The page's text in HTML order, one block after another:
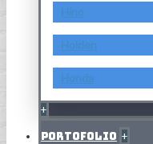
Hino
Holden
Honda
+
Portofolio +